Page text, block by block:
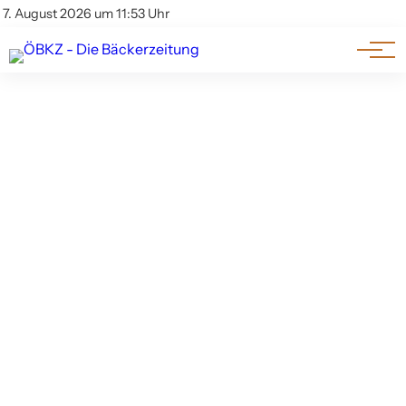
7. August 2026 um 11:53 Uhr
Impressum & Offenlegung
Am Wort
Genuss & Trends